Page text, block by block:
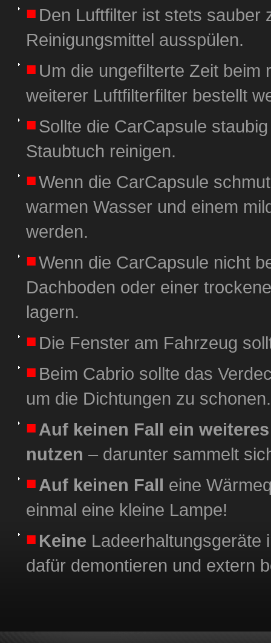
Den Luftfilter ist stets sauber
Reinigungsmittel ausspülen.
Um die ungefilterte Zeit
weiterer Luftfilterfilter bestellt
Sollte die CarCapsule
Staubtuch reinigen.
Wenn die CarCapsule
warmen Wasser und einem
werden.
Wenn die CarCapsule nicht
Dachboden oder einer
lagern.
Die Fenster am Fahrzeug
Beim Cabrio sollte das
um die Dichtungen zu schonen.
Auf keinen Fall ein
nutzen – darunter sammelt
Auf keinen Fall eine
einmal eine kleine Lampe!
Keine Ladeerhaltungsgeräte
dafür demontieren und extern